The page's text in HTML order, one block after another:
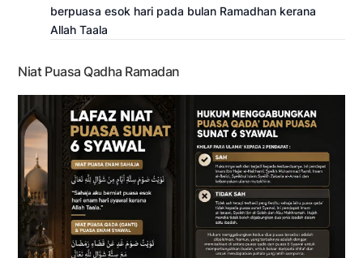
berpuasa esok hari pada bulan Ramadhan kerana
Allah Taala
Niat Puasa Qadha Ramadan